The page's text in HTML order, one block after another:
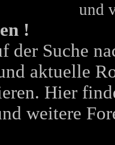
und
!
der Suche
aktuelle
Hier
weitere